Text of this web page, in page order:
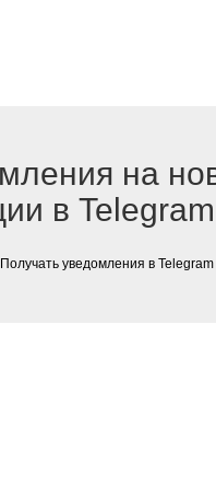
на
в Telegram
Получать уведомления в Telegram